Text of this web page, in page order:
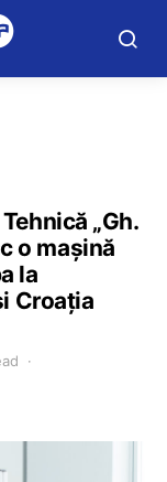
„Gh.
o maşină
la
Croaţia